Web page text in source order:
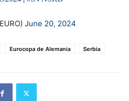
June 20, 2024
Eurocopa de Alemania Serbia